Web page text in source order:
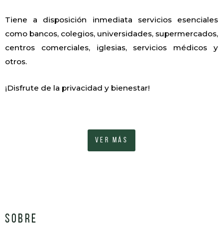
Tiene a disposición inmediata servicios esenciales
como bancos, colegios, universidades, supermercados,
centros comerciales, iglesias, servicios médicos y
otros.
¡Disfrute de la privacidad y bienestar!
VER MÁS
SOBRE